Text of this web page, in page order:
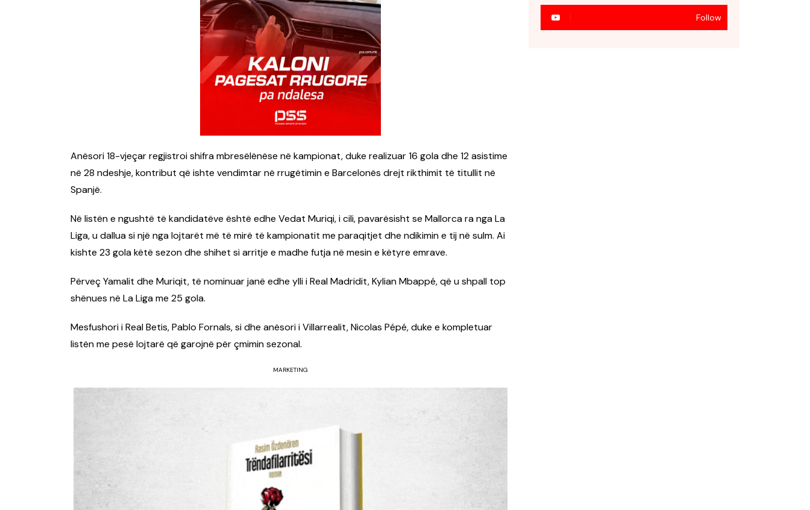
Anësori 18-vjeçar regjistroi shifra mbresëlënëse në kampionat, duke realizuar 16 gola dhe 12 asistime
në 28 ndeshje, kontribut që ishte vendimtar në rrugëtimin e Barcelonës drejt rikthimit të titullit në
Spanjë.
Në listën e ngushtë të kandidatëve është edhe Vedat Muriqi, i cili, pavarësisht se Mallorca ra nga La
Liga, u dallua si një nga lojtarët më të mirë të kampionatit me paraqitjet dhe ndikimin e tij në sulm. Ai
kishte 23 gola këtë sezon dhe shihet si arritje e madhe futja në mesin e këtyre emrave.
Përveç Yamalit dhe Muriqit, të nominuar janë edhe ylli i Real Madridit, Kylian Mbappé, që u shpall top
shënues në La Liga me 25 gola.
Mesfushori i Real Betis, Pablo Fornals, si dhe anësori i Villarrealit, Nicolas Pépé, duke e kompletuar
listën me pesë lojtarë që garojnë për çmimin sezonal.
MARKETING
Follow